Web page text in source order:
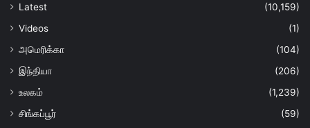
Latest
(10,159)
Videos
(1)
அமெரிக்கா
(104)
இந்தியா
(206)
உலகம்
(1,239)
சிங்கப்பூர்
(59)